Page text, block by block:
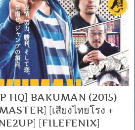
[พากย์
ไทย
5.1
+
ญี่ปุ่น
[Sub
Thai+Eng]
[ONE2UP]
[OPENLOAD]
HQ] BAKUMAN (2015)
[เสียงไทยโรง +
[FILEFENIX]